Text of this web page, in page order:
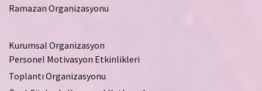
Ramazan Organizasyonu
Kurumsal Organizasyon
Personel Motivasyon Etkinlikleri
Toplantı Organizasyonu